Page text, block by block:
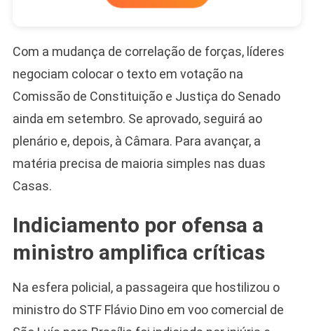
Com a mudança de correlação de forças, líderes
negociam colocar o texto em votação na
Comissão de Constituição e Justiça do Senado
ainda em setembro. Se aprovado, seguirá ao
plenário e, depois, à Câmara. Para avançar, a
matéria precisa de maioria simples nas duas
Casas.
Indiciamento por ofensa a
ministro amplifica críticas
Na esfera policial, a passageira que hostilizou o
ministro do STF Flávio Dino em voo comercial de